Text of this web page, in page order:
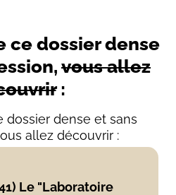
ce dossier dense
vous allez
:
dossier dense et sans
allez découvrir :
Le "Laboratoire